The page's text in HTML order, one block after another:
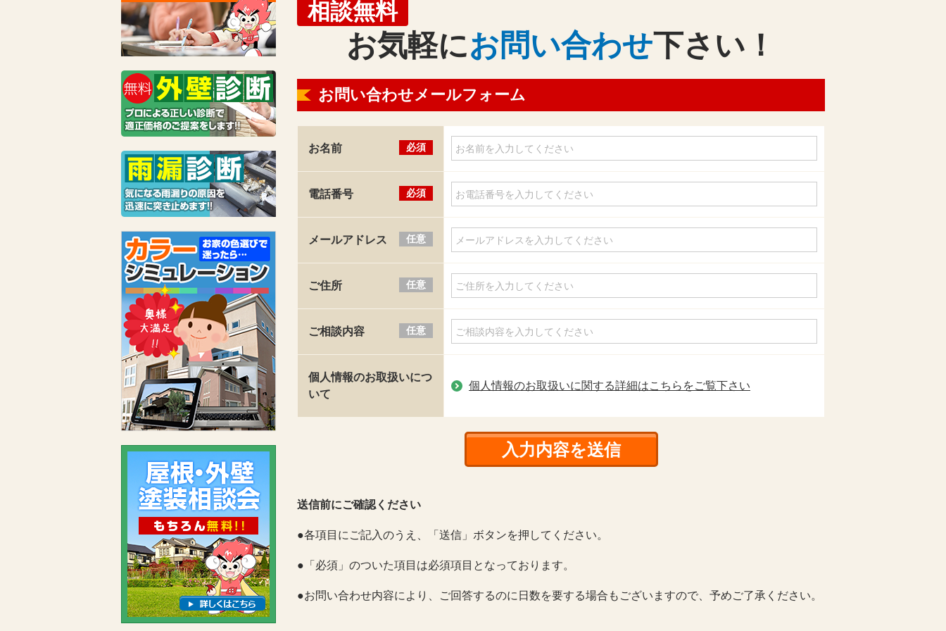
相談無料
お気軽にお問い合わせ下さい！
お問い合わせメールフォーム
お名前 必須
電話番号 必須
メールアドレス 任意
ご住所 任意
ご相談内容 任意
個人情報のお取扱いにつ
いて
個人情報のお取扱いに関する詳細はこちらをご覧下さい
送信前にご確認ください
●各項目にご記入のうえ、「送信」ボタンを押してください。
●「必須」のついた項目は必須項目となっております。
●お問い合わせ内容により、ご回答するのに日数を要する場合もございますので、予めご了承ください。